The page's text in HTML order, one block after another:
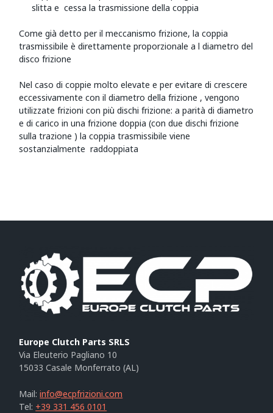
slitta e cessa la trasmissione della coppia
Come già detto per il meccanismo frizione, la coppia
trasmissibile è direttamente proporzionale a l diametro del
disco frizione
Nel caso di coppie molto elevate e per evitare di crescere
eccessivamente con il diametro della frizione , vengono
utilizzate frizioni con più dischi frizione: a parità di diametro
e di carico in una frizione doppia (con due dischi frizione
sulla trazione ) la coppia trasmissibile viene
sostanzialmente raddoppiata
Europe Clutch Parts SRLS
Via Eleuterio Pagliano 10
15033 Casale Monferrato (AL)
Mail:info@ecpfrizioni.com
Tel: +39 331 456 0101